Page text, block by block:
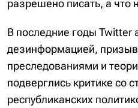
разрешено писать, а что
В последние годы Twitter
дезинформацией,
преследованиями и
подверглись критике со
республиканских